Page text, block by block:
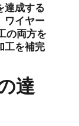
達成する
ワイヤー
の両方を
工を補完
達